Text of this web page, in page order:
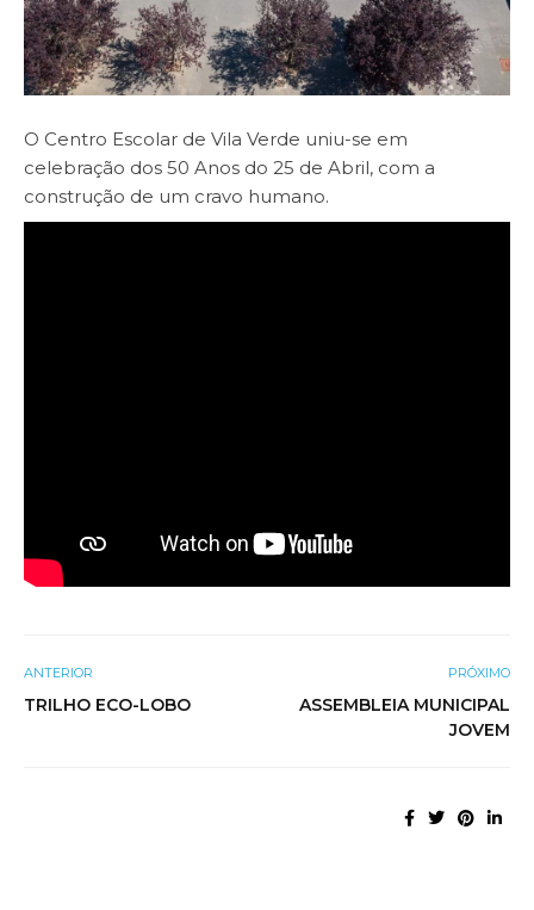
O Centro Escolar de Vila Verde uniu-se em
celebração dos 50 Anos do 25 de Abril, com a
construção de um cravo humano.
ANTERIOR
TRILHO ECO-LOBO
PRÓXIMO
ASSEMBLEIA MUNICIPAL
JOVEM